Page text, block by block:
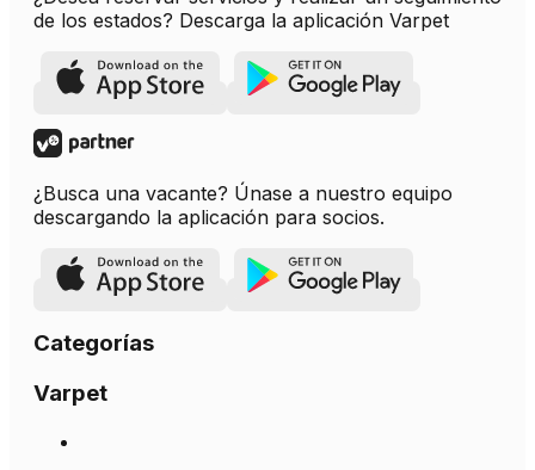
de los estados? Descarga la aplicación Varpet
¿Busca una vacante? Únase a nuestro equipo
descargando la aplicación para socios.
Categorías
Varpet